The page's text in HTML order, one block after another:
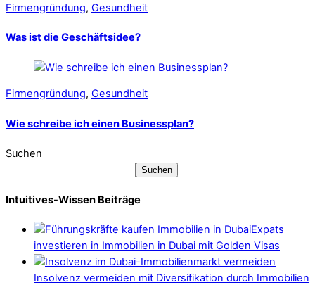
Firmengründung, Gesundheit
Was ist die Geschäftsidee?
Firmengründung, Gesundheit
Wie schreibe ich einen Businessplan?
Suchen
Suchen
Intuitives-Wissen Beiträge
Expats
investieren in Immobilien in Dubai mit Golden Visas
Insolvenz vermeiden mit Diversifikation durch Immobilien